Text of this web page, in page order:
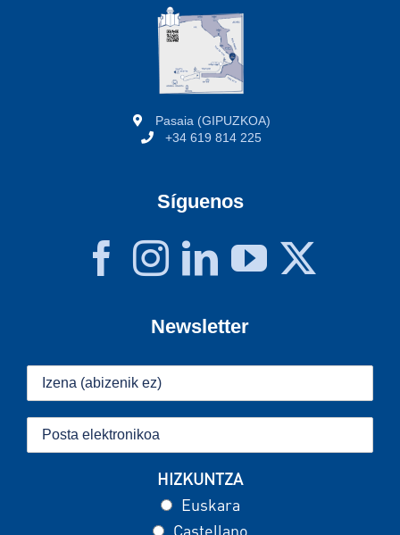
Pasaia (GIPUZKOA)
+34 619 814 225
Síguenos
Newsletter
HIZKUNTZA
Euskara
Castellano